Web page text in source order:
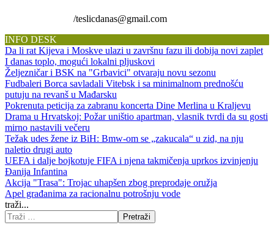
/teslicdanas@gmail.com
INFO DESK
Da li rat Kijeva i Moskve ulazi u završnu fazu ili dobija novi zaplet
I danas toplo, mogući lokalni pljuskovi
Željezničar i BSK na "Grbavici" otvaraju novu sezonu
Fudbaleri Borca savladali Vitebsk i sa minimalnom prednošću
putuju na revanš u Mađarsku
Pokrenuta peticija za zabranu koncerta Dine Merlina u Kraljevu
Drama u Hrvatskoj: Požar uništio apartman, vlasnik tvrdi da su gosti
mirno nastavili večeru
Težak udes žene iz BiH: Bmw-om se „zakucala“ u zid, na nju
naletio drugi auto
UEFA i dalje bojkotuje FIFA i njena takmičenja uprkos izvinjenju
Đanija Infantina
Akcija "Trasa": Trojac uhapšen zbog preprodaje oružja
Apel građanima za racionalnu potrošnju vode
traži...
Pretraži